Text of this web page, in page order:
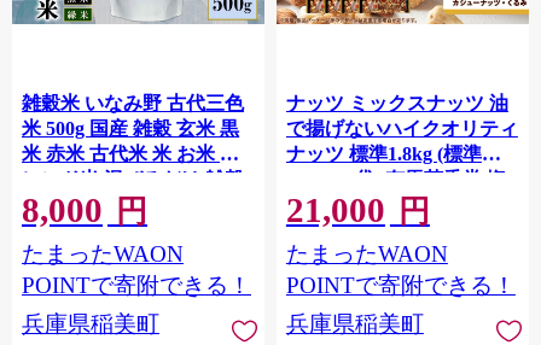
雑穀米 いなみ野 古代三色
米 500g 国産 雑穀 玄米 黒
米 赤米 古代米 米 お米 ブ
レンド米 混ぜるだけ 雑穀
ごはん 健康 兵庫県産 兵庫
兵庫県 稲美町
8,000 円
たまったWAON
POINTで寄附できる！
兵庫県稲美町
ナッツ ミックスナッツ 油
で揚げないハイクオリティ
ナッツ 標準1.8kg (標準
150g×12袋) 有馬芳香堂 塩
味 アーモンド カシューナ
ッツ くるみ 化学調味料無
添加 ノンフライ うす塩 お
やつ お菓子 おかし おつま
21,000 円
たまったWAON
POINTで寄附できる！
兵庫県稲美町